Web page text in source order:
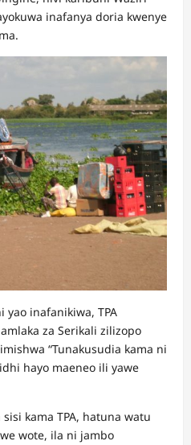
inafanya doria kwenye
yao inafanikiwa, TPA
za Serikali zilizopo
“Tunakusudia kama ni
hayo maeneo ili yawe
kama TPA, hatuna watu
wote, ila ni jambo